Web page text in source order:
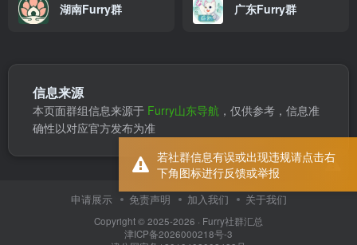
湖南Furry群 广东Furry群
信息来源
本页面群组信息来源于 Furry山东导航 ，仅供参考，信息准
确性以对应官方发布为准
申请展示 免责声明 加入我们 关于我们
Copyright © 2025-2026 · Furry社群汇总
津ICP备2026000218号-3
若社群信息有误或出现违规请点击右
下角图标进行反馈或举报